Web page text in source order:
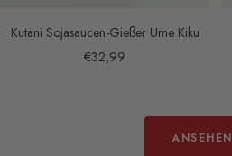
Kutani Sojasaucen-Gießer Ume Kiku
Angebotspreis
€32,99
ANSEHEN